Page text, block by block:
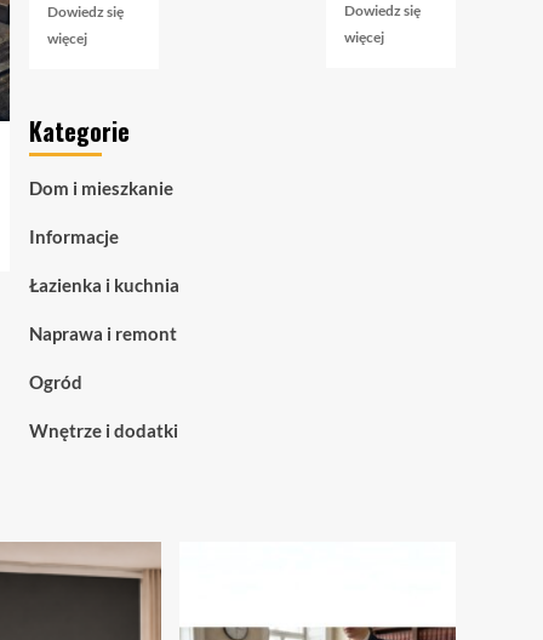
Dowiedz się
więcejDowiedz
Rolety
zaciemniające
–
naprawdę
i
warto
Dowiedz się
więcejDowiedz
Kategorie
Dom i mieszkanie
Informacje
Łazienka i kuchnia
Naprawa i remont
Ogród
Wnętrze i dodatki